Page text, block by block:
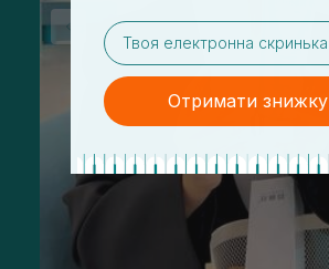
email
Отримати знижку